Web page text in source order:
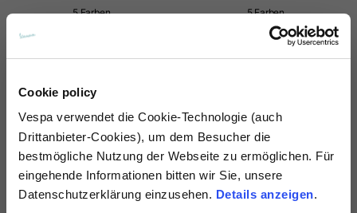
Cookie policy
Vespa verwendet die Cookie-Technologie (auch
Drittanbieter-Cookies), um dem Besucher die
bestmögliche Nutzung der Webseite zu ermöglichen. Für
eingehende Informationen bitten wir Sie, unsere
Datenschutzerklärung einzusehen. Details anzeigen.
5 Farben 5 Farben
20,00 €